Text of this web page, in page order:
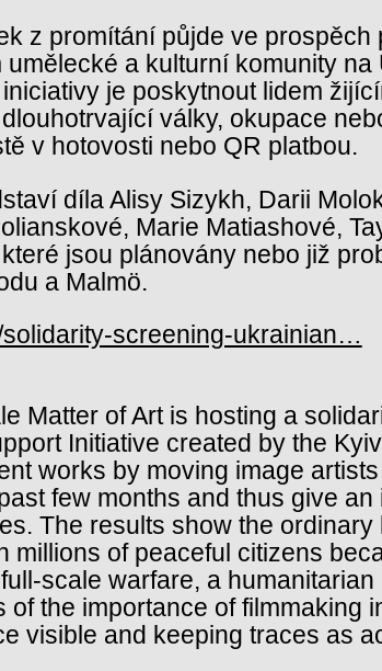
z promítání půjde ve
umělecké a kulturní komunity
je poskytnout lidem
války, okupace
v hotovosti nebo QR platbou.
díla Alisy Sizykh, Darii
Marie Matiashové,
jsou plánovány nebo již
a Malmö.
screening-ukrainian…
Matter of Art is hosting a
Initiative created by the
works by moving image
few months and thus give
The results show the
millions of peaceful citizens
scale warfare, a
of the importance of filmmaking
visible and keeping traces as